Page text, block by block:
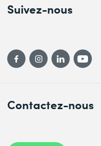
Contactez-nous
Suivez-nous